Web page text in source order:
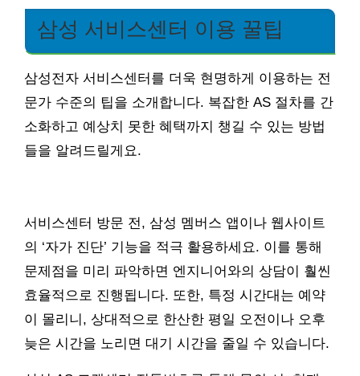
삼성 서비스센터 이용 꿀팁
삼성전자 서비스센터를 더욱 현명하게 이용하는 전
문가 수준의 팁을 소개합니다. 복잡한 AS 절차를 간
소화하고 예상치 못한 혜택까지 챙길 수 있는 방법
들을 알려드릴게요.
서비스센터 방문 전, 삼성 멤버스 앱이나 웹사이트
의 ‘자가 진단’ 기능을 적극 활용하세요. 이를 통해
문제점을 미리 파악하면 엔지니어와의 상담이 훨씬
효율적으로 진행됩니다. 또한, 특정 시간대는 예약
이 몰리니, 상대적으로 한산한 평일 오전이나 오후
늦은 시간을 노리면 대기 시간을 줄일 수 있습니다.